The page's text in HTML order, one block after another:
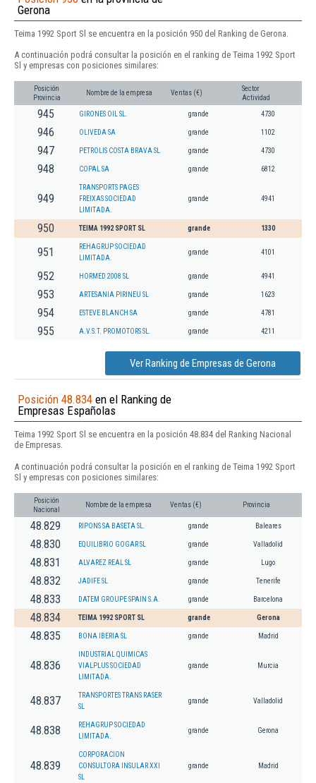
Gerona
Teima 1992 Sport Sl se encuentra en la posición 950 del Ranking de Gerona.
A continuación podrá consultar la posición en el ranking de Teima 1992 Sport
Sl y empresas con posiciones similares:
Posición
Provincia
Nombre de la empresa Ventas (€)
Sector
Actividad
945 GIRONES OIL SL. grande 4730
946 OLIVEDA SA grande 1102
947 PETROLIS COSTA BRAVA SL grande 4730
948 COPAL SA grande 6812
949
TRANSPORTS PAGES
FREIXAS SOCIEDAD
LIMITADA.
grande 4941
950 TEIMA 1992 SPORT SL grande 1330
951
REHAGRUP SOCIEDAD
LIMITADA.
grande 4101
952 HORMED 2008 SL grande 4941
953 ARTESANIA PIRINEU SL grande 1623
954 ESTEVE BLANCH SA grande 4781
955 A.V.S.T. PROMOTORS SL. grande 4211
Ver Ranking de Empresas de Gerona
Posición 48.834 en el Ranking de
Empresas Españolas
Teima 1992 Sport Sl se encuentra en la posición 48.834 del Ranking Nacional
de Empresas.
A continuación podrá consultar la posición en el ranking de Teima 1992 Sport
Sl y empresas con posiciones similares:
Posición
Nacional
Nombre de la empresa Ventas (€) Provincia
48.829 RIPONS SA BASETA SL. grande Baleares
48.830 EQUILIBRIO GOGAR SL grande Valladolid
48.831 ALVAREZ REAL SL grande Lugo
48.832 JADIFE SL grande Tenerife
48.833 DATEM GROUPE SPAIN S.A. grande Barcelona
48.834 TEIMA 1992 SPORT SL grande Gerona
48.835 BONA IBERIA SL grande Madrid
48.836
INDUSTRIAL QUIMICAS
VIALPLUS SOCIEDAD
LIMITADA.
grande Murcia
48.837
TRANSPORTES TRANS RASER
SL
grande Valladolid
48.838
REHAGRUP SOCIEDAD
LIMITADA.
grande Gerona
48.839
CORPORACION
CONSULTORA INSULAR XXI
SL
grande Madrid